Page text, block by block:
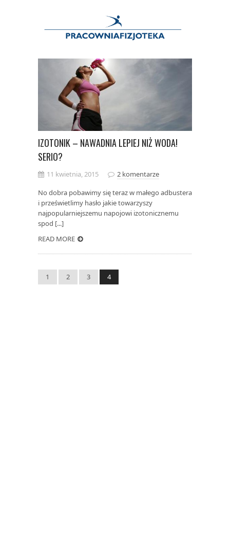
IZOTONIK – NAWADNIA LEPIEJ NIŻ WODA!
SERIO?
11 kwietnia, 2015
2 komentarze
No dobra pobawimy się teraz w małego adbustera
i prześwietlimy hasło jakie towarzyszy
najpopularniejszemu napojowi izotonicznemu
spod [...]
READ MORE
1 2 3 4